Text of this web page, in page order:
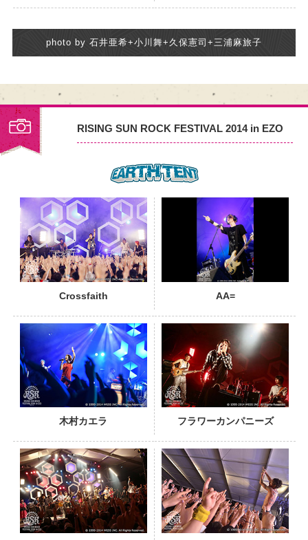
photo by 石井亜希+小川舞+久保憲司+三浦麻旅子
RISING SUN ROCK FESTIVAL 2014 in EZO
Crossfaith AA=
PHOTO
木村カエラ フラワーカンパニーズ
PHOTO
PHOTO